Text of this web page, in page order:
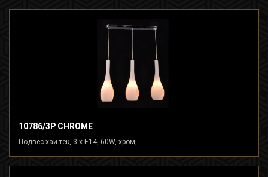
10786/3P CHROME
Подвес хай-тек, 3 x E14, 60W, хром,